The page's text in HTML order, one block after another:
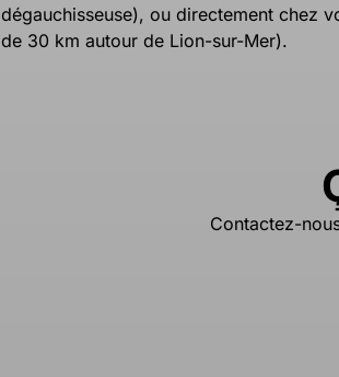
dégauchisseuse), ou directement chez
de 30 km autour de Lion-sur-Mer).
Contactez-